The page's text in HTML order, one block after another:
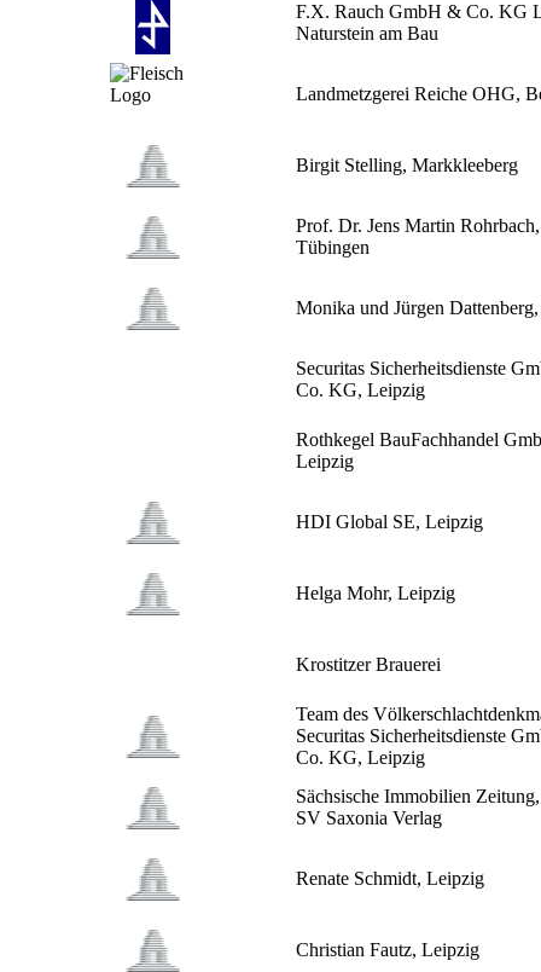
F.X. Rauch GmbH & Co. KG
Naturstein am Bau
Landmetzgerei Reiche OHG,
Birgit Stelling, Markkleeberg
Prof. Dr. Jens Martin Rohrbach,
Tübingen
Monika und Jürgen
Securitas Sicherheitsdienste
Co. KG, Leipzig
Rothkegel BauFachhandel
Leipzig
HDI Global SE, Leipzig
Helga Mohr, Leipzig
Krostitzer Brauerei
Team des
Securitas Sicherheitsdienste
Co. KG, Leipzig
Sächsische Immobilien Zeitung,
SV Saxonia Verlag
Renate Schmidt, Leipzig
Christian Fautz, Leipzig